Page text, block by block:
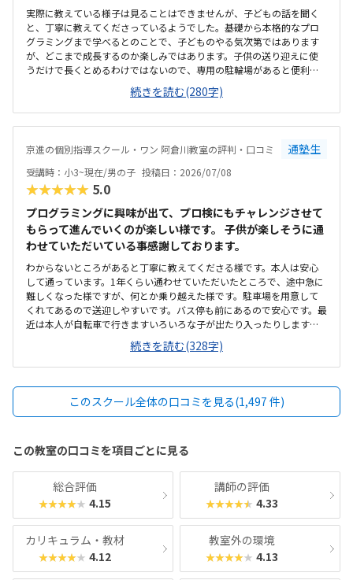
実際に教えている様子は見ることはできませんが、子どもの話を聞く
と、丁寧に教えてくださっているようでした。基礎から本格的なプロ
グラミングまで学べるとのことで、子どものやる気次第ではあります
が、どこまで成長するのか楽しみではあります。子供の送り迎えに使
うだけで長くとめるわけではないので、専用の駐輪場があると便利だ
なと思いました。教室は綺麗ですが、建物自体、廊下や階段などが煙
草臭くて、他のテナントも入っているので仕方がないのかも知れませ
んが、そこだけが気になりました。１時間やってもらえて、1か月一万
円前後なので、この内容なら高くはなく、続けられると思いました。
続きを読む(280字)
京進の個別指導スクール・ワン 阿倉川教室の評判・口コミ 通塾生
受講時：小3~現在/男の子 投稿日：2026/07/08
★★★★★ 5.0
プログラミングに興味が出て、プロ検にもチャレンジさせて
もらって進んでいくのが楽しい様です。 子供が楽しそうに通
わせていただいている事感謝しております。
わからないところがあると丁寧に教えてくださる様です。本人は安心
して通っています。1年くらい通わせていただいたところで、途中急に
難しくなった様ですが、何とか乗り越えた様です。駐車場を用意して
くれてあるので送迎しやすいです。バス停も前にあるので安心です。最
近は本人が自転車で行きますいろいろな子が出たり入ったりします
が、塾長が大きな声で挨拶してくれるおかげかみんなきちんと挨拶を
して入ってきます安いとありがたいですが、現在でも満足です。もと
もと予算は考えてなかったのですが、思ったよりも高いなと思った気
いところがあっても丁寧に指導してもらえる様です。楽しく通わせて
もらってます。特に思い当たりません
続きを読む(328字)
このスクール全体の口コミを見る(1,497 件)
この教室の口コミを項目ごとに見る
総合評価
★★★★★ 4.15
講師の評価
★★★★★ 4.33
カリキュラム・教材
★★★★★ 4.12
教室外の環境
★★★★★ 4.13